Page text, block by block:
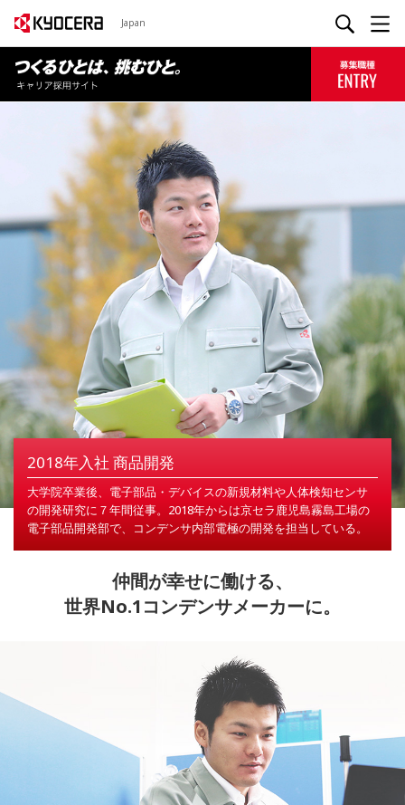
Japan
2018年入社 商品開発
大学院卒業後、電子部品・デバイスの新規材料や人体検知センサ
の開発研究に７年間従事。2018年からは京セラ鹿児島霧島工場の
電子部品開発部で、コンデンサ内部電極の開発を担当している。
仲間が幸せに働ける、
世界No.1コンデンサメーカーに。